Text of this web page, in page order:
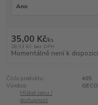
35,00 Kč/ks
28,93 Kč bez DPH
Momentálně není k dispozici
Číslo produktu:
405
Výrobce:
GECO
Hlídat cenu /
dostupnost